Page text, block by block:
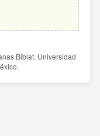
Biblat. Universidad